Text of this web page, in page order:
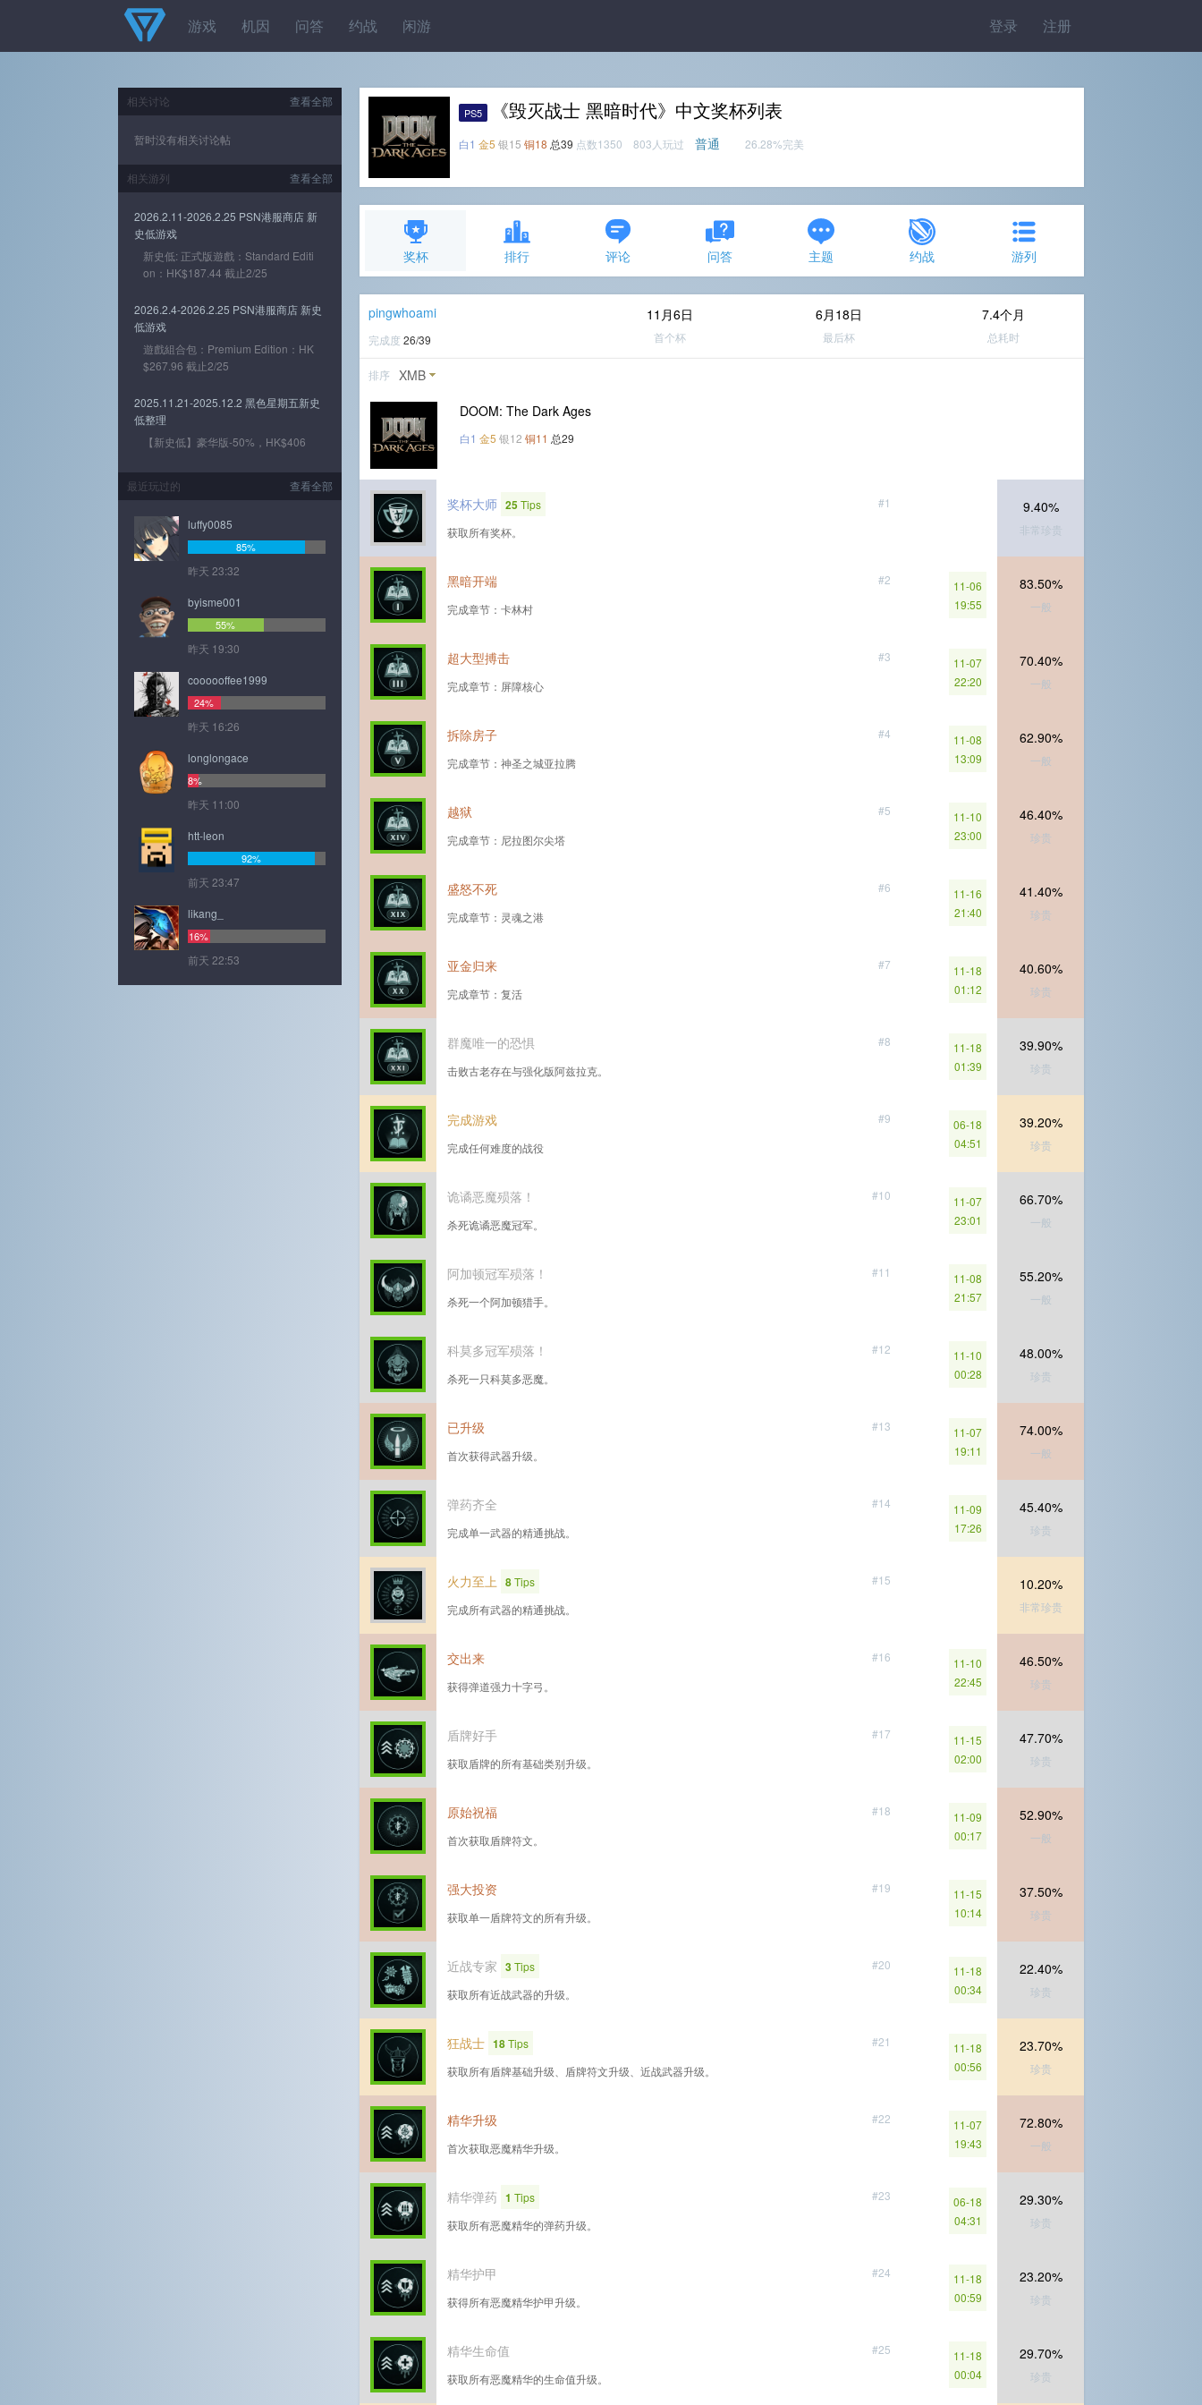
登录 注册
游戏 机因 问答 约战 闲游
PS5 《毁灭战士 黑暗时代》中文奖杯列表
白1 金5 银15 铜18 总39 点数1350 803人玩过 普通 26.28%完美
奖杯 排行 评论 问答 主题 约战 游列
pingwhoami
完成度 26/39
11月6日
首个杯
6月18日
最后杯
7.4个月
总耗时
排序 XMB
DOOM: The Dark Ages
白1 金5 银12 铜11 总29
#1
奖杯大师 25Tips
获取所有奖杯。
9.40%
非常珍贵
#2
黑暗开端
完成章节：卡林村
11-06
19:55
83.50%
一般
#3
超大型搏击
完成章节：屏障核心
11-07
22:20
70.40%
一般
#4
拆除房子
完成章节：神圣之城亚拉腾
11-08
13:09
62.90%
一般
#5
越狱
完成章节：尼拉图尔尖塔
11-10
23:00
46.40%
珍贵
#6
盛怒不死
完成章节：灵魂之港
11-16
21:40
41.40%
珍贵
#7
亚金归来
完成章节：复活
11-18
01:12
40.60%
珍贵
#8
群魔唯一的恐惧
击败古老存在与强化版阿兹拉克。
11-18
01:39
39.90%
珍贵
#9
完成游戏
完成任何难度的战役
06-18
04:51
39.20%
珍贵
#10
诡谲恶魔殒落！
杀死诡谲恶魔冠军。
11-07
23:01
66.70%
一般
#11
阿加顿冠军殒落！
杀死一个阿加顿猎手。
11-08
21:57
55.20%
一般
#12
科莫多冠军殒落！
杀死一只科莫多恶魔。
11-10
00:28
48.00%
珍贵
#13
已升级
首次获得武器升级。
11-07
19:11
74.00%
一般
#14
弹药齐全
完成单一武器的精通挑战。
11-09
17:26
45.40%
珍贵
#15
火力至上 8Tips
完成所有武器的精通挑战。
10.20%
非常珍贵
#16
交出来
获得弹道强力十字弓。
11-10
22:45
46.50%
珍贵
#17
盾牌好手
获取盾牌的所有基础类别升级。
11-15
02:00
47.70%
珍贵
#18
原始祝福
首次获取盾牌符文。
11-09
00:17
52.90%
一般
#19
强大投资
获取单一盾牌符文的所有升级。
11-15
10:14
37.50%
珍贵
#20
近战专家 3Tips
获取所有近战武器的升级。
11-18
00:34
22.40%
珍贵
#21
狂战士 18Tips
获取所有盾牌基础升级、盾牌符文升级、近战武器升级。
11-18
00:56
23.70%
珍贵
#22
精华升级
首次获取恶魔精华升级。
11-07
19:43
72.80%
一般
#23
精华弹药 1 Tips
获取所有恶魔精华的弹药升级。
06-18
04:31
29.30%
珍贵
#24
精华护甲
获得所有恶魔精华护甲升级。
11-18
00:59
23.20%
珍贵
#25
精华生命值
获取所有恶魔精华的生命值升级。
11-18
00:04
29.70%
珍贵
查看全部
相关讨论
暂时没有相关讨论帖
查看全部
相关游列
2026.2.11-2026.2.25 PSN港服商店 新
史低游戏
新史低: 正式版遊戲：Standard Editi
on：HK$187.44 截止2/25
2026.2.4-2026.2.25 PSN港服商店 新史
低游戏
遊戲組合包：Premium Edition：HK
$267.96 截止2/25
2025.11.21-2025.12.2 黑色星期五新史
低整理
【新史低】豪华版-50%，HK$406
查看全部
最近玩过的
luffy0085
85%
昨天 23:32
byisme001
55%
昨天 19:30
coooooffee1999
24%
昨天 16:26
longlongace
8%
昨天 11:00
htt-leon
92%
前天 23:47
likang_
16%
前天 22:53